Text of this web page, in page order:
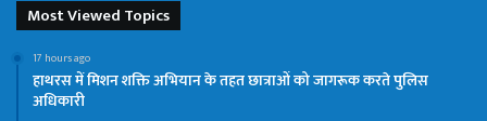
Most Viewed Topics
17 hours ago
हाथरस में मिशन शक्ति अभियान के तहत छात्राओं को जागरूक करते पुलिस
अधिकारी